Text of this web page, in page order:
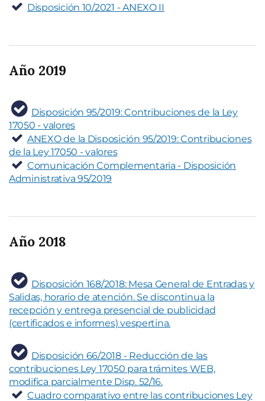
Disposición 10/2021 - ANEXO II
Año 2019
Disposición 95/2019: Contribuciones de la Ley
17050 - valores
ANEXO de la Disposición 95/2019: Contribuciones
de la Ley 17050 - valores
Comunicación Complementaria - Disposición
Administrativa 95/2019
Año 2018
Disposición 168/2018: Mesa General de Entradas y
Salidas, horario de atención. Se discontinua la
recepción y entrega presencial de publicidad
(certificados e informes) vespertina.
Disposición 66/2018 - Reducción de las
contribuciones Ley 17050 para trámites WEB,
modifica parcialmente Disp. 52/16.
Cuadro comparativo entre las contribuciones Ley